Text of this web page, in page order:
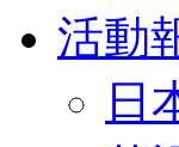
活動
日